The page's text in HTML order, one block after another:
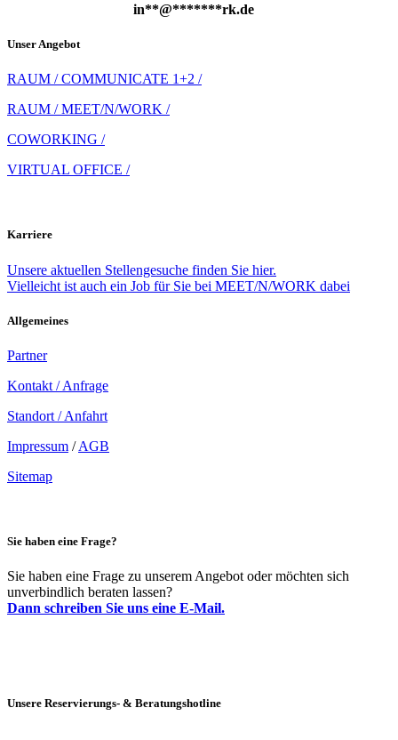
in**@*******rk.de
Unser Angebot
RAUM / COMMUNICATE 1+2 /
RAUM / MEET/N/WORK /
COWORKING /
VIRTUAL OFFICE /
Karriere
Unsere aktuellen Stellengesuche finden Sie hier.
Vielleicht ist auch ein Job für Sie bei MEET/N/WORK dabei
Allgemeines
Partner
Kontakt / Anfrage
Standort / Anfahrt
Impressum /AGB
Sitemap
Sie haben eine Frage?
Sie haben eine Frage zu unserem Angebot oder möchten sich
unverbindlich beraten lassen?
Dann schreiben Sie uns eine E-Mail.
Unsere Reservierungs- & Beratungshotline